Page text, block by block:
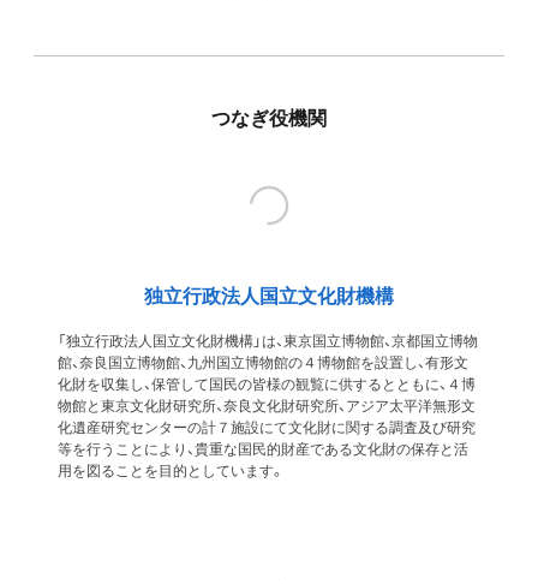
つなぎ役機関
独立行政法人国立文化財機構
「独立行政法人国立文化財機構」は、東京国立博物館、京都国立博物
館、奈良国立博物館、九州国立博物館の４博物館を設置し、有形文
化財を収集し、保管して国民の皆様の観覧に供するとともに、４博
物館と東京文化財研究所、奈良文化財研究所、アジア太平洋無形文
化遺産研究センターの計７施設にて文化財に関する調査及び研究
等を行うことにより、貴重な国民的財産である文化財の保存と活
用を図ることを目的としています。